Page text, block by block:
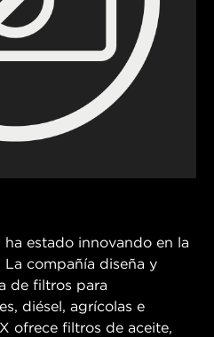
estado innovando en la
compañía diseña y
de filtros para
diésel, agrícolas e
ofrece filtros de aceite,